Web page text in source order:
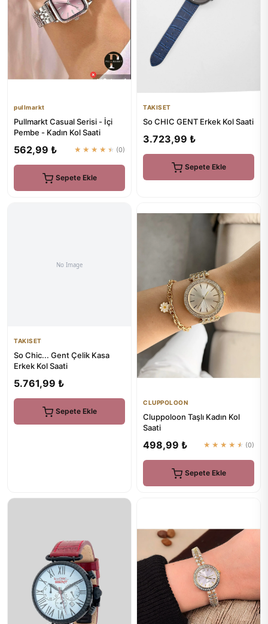
pullmarkt
Pullmarkt Casual Serisi - İçi
Pembe - Kadın Kol Saati
562,99 ₺ ★★★★★ (0)
Sepete Ekle
TAKISET
So CHIC GENT Erkek Kol Saati
3.723,99 ₺
Sepete Ekle
TAKISET
So Chic... Gent Çelik Kasa
Erkek Kol Saati
5.761,99 ₺
Sepete Ekle
CLUPPOLOON
Cluppoloon Taşlı Kadın Kol
Saati
498,99 ₺ ★★★★★ (0)
Sepete Ekle